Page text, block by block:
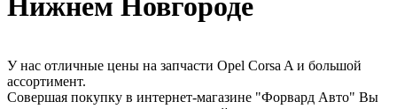
Нижнем Новгороде
У нас отличные цены на запчасти Opel Corsa A и большой
ассортимент.
Совершая покупку в интернет-магазине "Форвард Авто" Вы